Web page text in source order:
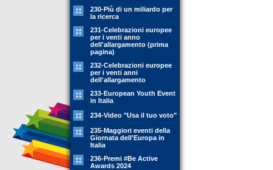
230-Più di un miliardo per
la ricerca
231-Celebrazioni europee
per i venti anno
dell'allargamento (prima
pagina)
232-Celebrazioni europee
per i venti anni
dell'allargamento
233-European Youth Event
in Italia
234-Video "Usa il tuo voto"
235-Maggiori eventi della
Giornata dell'Europa in
Italia
236-Premi #Be Active
Awards 2024